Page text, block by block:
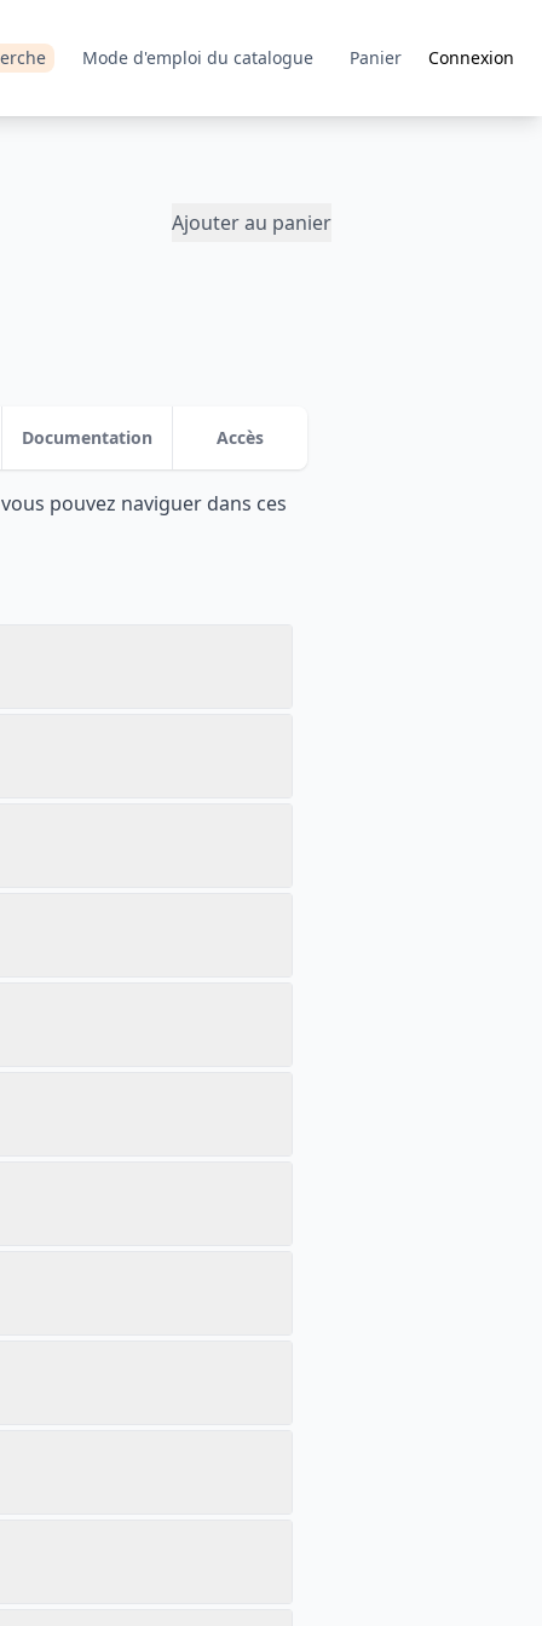
Mode d'emploi du catalogue Panier Connexion
Ajouter au panier
Documentation Accès
pouvez naviguer dans ces